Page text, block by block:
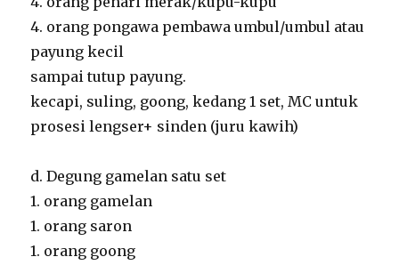
4. orang pongawa pembawa umbul/umbul atau
payung kecil
sampai tutup payung.
kecapi, suling, goong, kedang 1 set, MC untuk
prosesi lengser+ sinden (juru kawih)
d. Degung gamelan satu set
1. orang gamelan
1. orang saron
1. orang goong